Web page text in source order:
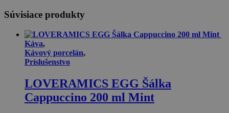
Súvisiace produkty
Káva,
Kávový porcelán,
Príslušenstvo
LOVERAMICS EGG Šálka
Cappuccino 200 ml Mint